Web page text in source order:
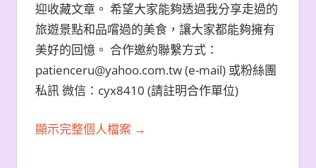
迎收藏文章。 希望大家能夠透過我分享走過的
旅遊景點和品嚐過的美食，讓大家都能夠擁有
美好的回憶。 合作邀約聯繫方式：
patienceru@yahoo.com.tw (e-mail) 或粉絲團
私訊 微信：cyx8410 (請註明合作單位)
顯示完整個人檔案 →